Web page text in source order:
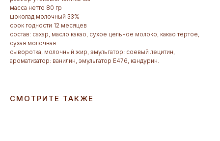
масса нетто 80 гр
шоколад молочный 33%
срок годности 12 месяцев
состав: сахар, масло какао, сухое цельное молоко, какао тертое,
сухая молочная
сыворотка, молочный жир, эмульгатор: соевый лецитин,
ароматизатор: ванилин, эмульгатор Е476, кандурин.
СМОТРИТЕ ТАКЖЕ